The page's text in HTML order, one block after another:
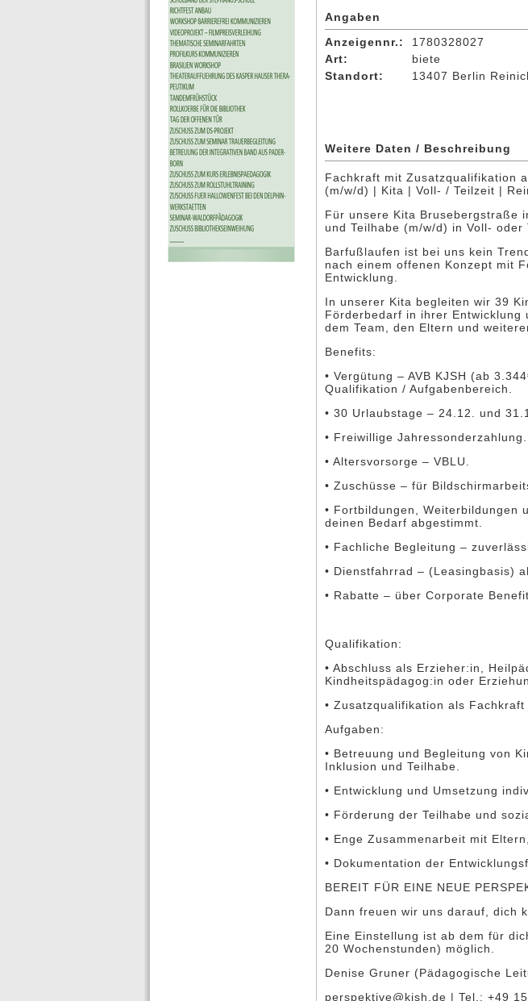
Angaben
Anzeigennr.:
1780328027
Art:
biete
Standort:
13407 Berlin
Weitere Daten / Beschreibung
Fachkraft mit Zusatzqualifikation
(m/w/d) | Kita | Voll- / Teilzeit |
Für unsere Kita Brusebergstraße
und Teilhabe (m/w/d) in Voll- oder
Barfußlaufen ist bei uns kein
nach einem offenen Konzept mit
Entwicklung.
In unserer Kita begleiten wir 39
Förderbedarf in ihrer Entwicklung
dem Team, den Eltern und
Benefits:
• Vergütung – AVB KJSH (ab
Qualifikation / Aufgabenbereich.
• 30 Urlaubstage – 24.12. und
• Freiwillige Jahressonderzahlung.
• Altersvorsorge – VBLU.
• Zuschüsse – für
• Fortbildungen, Weiterbildungen
deinen Bedarf abgestimmt.
• Fachliche Begleitung –
• Dienstfahrrad – (Leasingbasis)
• Rabatte – über Corporate
Qualifikation:
• Abschluss als Erzieher:in,
Kindheitspädagog:in oder
• Zusatzqualifikation als
Aufgaben:
• Betreuung und Begleitung von
Inklusion und Teilhabe.
• Entwicklung und Umsetzung
• Förderung der Teilhabe und
• Enge Zusammenarbeit mit
• Dokumentation der
BEREIT FÜR EINE NEUE
Dann freuen wir uns darauf, dich
Eine Einstellung ist ab dem für
20 Wochenstunden) möglich.
Denise Gruner (Pädagogische
perspektive@kjsh.de | Tel.: +49